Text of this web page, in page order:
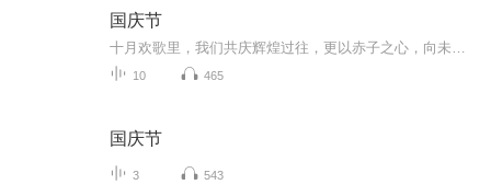
国庆节
10 465
国庆节
3 543